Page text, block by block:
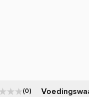
(0)